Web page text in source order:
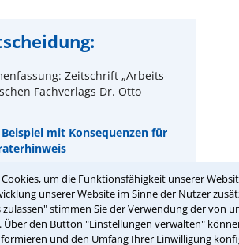
um die Funktionsfähigkeit unserer
unserer Website im Sinne der Nutzer
stimmen Sie der Verwendung der von
Über den Button "Einstellungen verwalten"
und den Umfang Ihrer Einwilligung
Zeitschrift „Arbeits-
Fachverlags Dr. Otto
mit Konsequenzen für
des Anwalt-Suchservice
für Ihre praktische
des Autors.